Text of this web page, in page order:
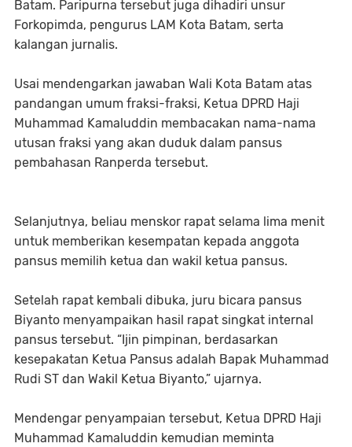
Batam. Paripurna tersebut juga dihadiri unsur
Forkopimda, pengurus LAM Kota Batam, serta
kalangan jurnalis.
Usai mendengarkan jawaban Wali Kota Batam atas
pandangan umum fraksi-fraksi, Ketua DPRD Haji
Muhammad Kamaluddin membacakan nama-nama
utusan fraksi yang akan duduk dalam pansus
pembahasan Ranperda tersebut.
Selanjutnya, beliau menskor rapat selama lima menit
untuk memberikan kesempatan kepada anggota
pansus memilih ketua dan wakil ketua pansus.
Setelah rapat kembali dibuka, juru bicara pansus
Biyanto menyampaikan hasil rapat singkat internal
pansus tersebut. “Ijin pimpinan, berdasarkan
kesepakatan Ketua Pansus adalah Bapak Muhammad
Rudi ST dan Wakil Ketua Biyanto,” ujarnya.
Mendengar penyampaian tersebut, Ketua DPRD Haji
Muhammad Kamaluddin kemudian meminta